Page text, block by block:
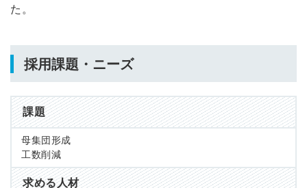
た。
採用課題・ニーズ
課題
母集団形成
工数削減
求める人材